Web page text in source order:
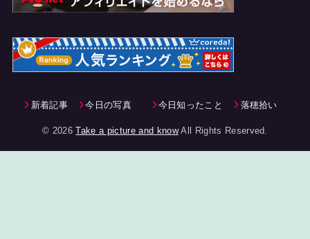
新着記事 今日の写真 今日知ったこと 落穂拾い
© 2026Take a picture and knowAll Rights Reserved.